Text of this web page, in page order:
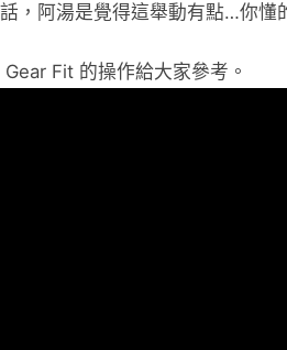
，阿湯是覺得這舉動有點…你懂
Fit 的操作給大家參考。